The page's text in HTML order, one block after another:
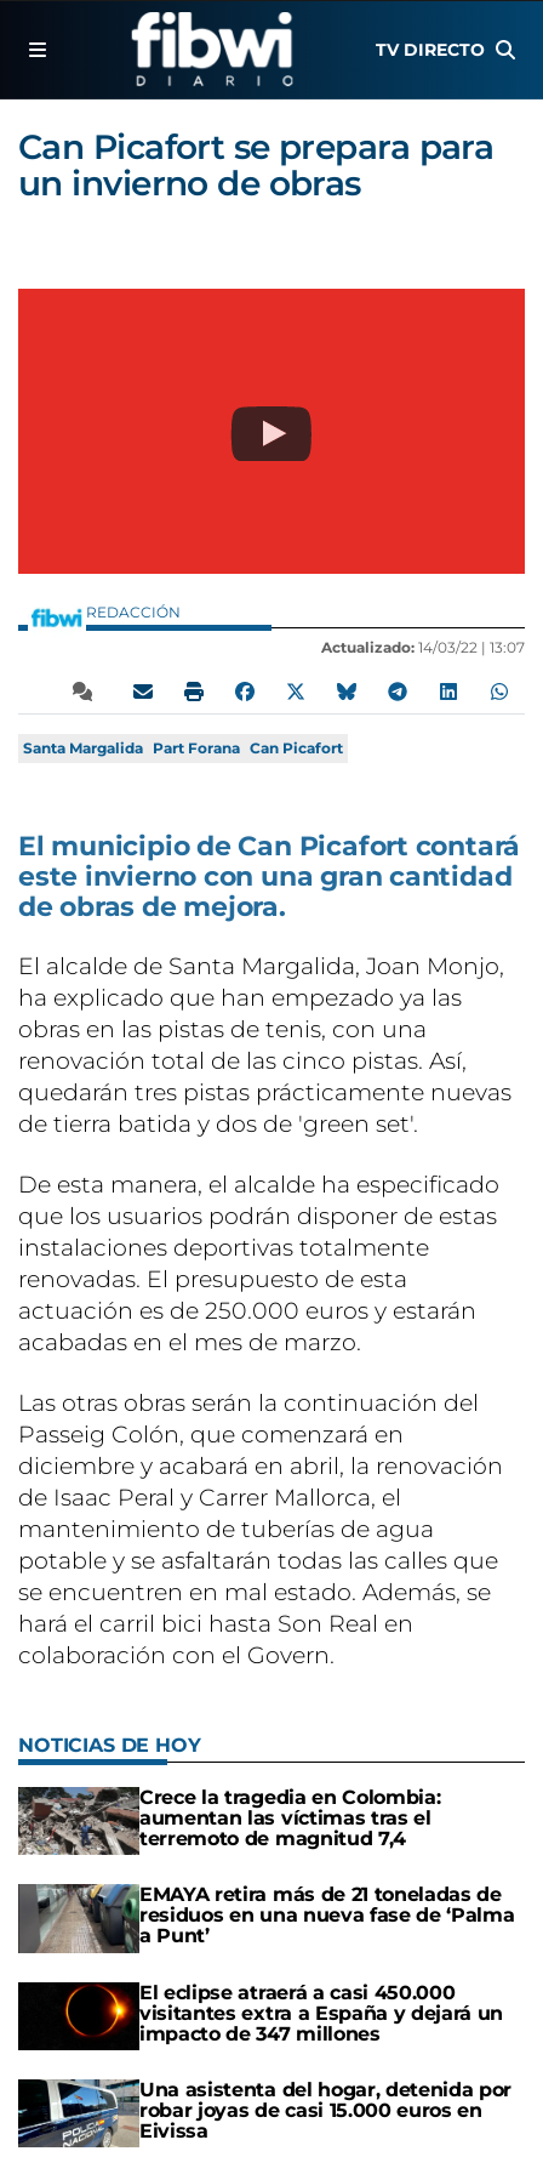
TV DIRECTO
Can Picafort se prepara para
un invierno de obras
REDACCIÓN
Actualizado: 14/03/22 | 13:07
Santa Margalida Part Forana Can Picafort
El municipio de Can Picafort contará
este invierno con una gran cantidad
de obras de mejora.
El alcalde de Santa Margalida, Joan Monjo,
ha explicado que han empezado ya las
obras en las pistas de tenis, con una
renovación total de las cinco pistas. Así,
quedarán tres pistas prácticamente nuevas
de tierra batida y dos de 'green set'.
De esta manera, el alcalde ha especificado
que los usuarios podrán disponer de estas
instalaciones deportivas totalmente
renovadas. El presupuesto de esta
actuación es de 250.000 euros y estarán
acabadas en el mes de marzo.
Las otras obras serán la continuación del
Passeig Colón, que comenzará en
diciembre y acabará en abril, la renovación
de Isaac Peral y Carrer Mallorca, el
mantenimiento de tuberías de agua
potable y se asfaltarán todas las calles que
se encuentren en mal estado. Además, se
hará el carril bici hasta Son Real en
colaboración con el Govern.
NOTICIAS DE HOY
Crece la tragedia en Colombia:
aumentan las víctimas tras el
terremoto de magnitud 7,4
EMAYA retira más de 21 toneladas de
residuos en una nueva fase de ‘Palma
a Punt’
El eclipse atraerá a casi 450.000
visitantes extra a España y dejará un
impacto de 347 millones
Una asistenta del hogar, detenida por
robar joyas de casi 15.000 euros en
Eivissa